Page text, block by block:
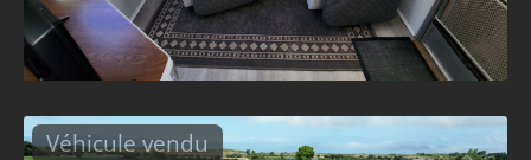
Véhicule vendu